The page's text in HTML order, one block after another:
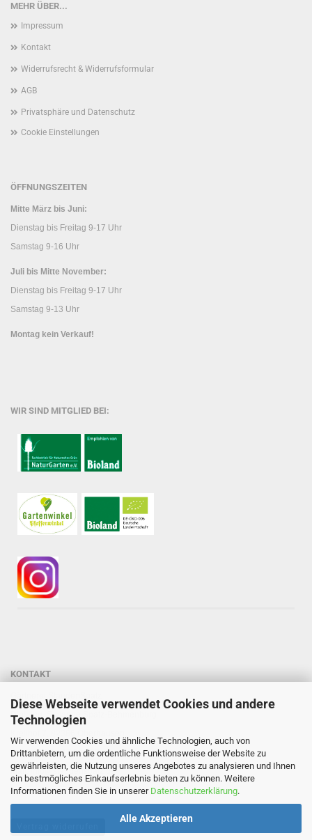
Diese Webseite verwendet Cookies und andere
Technologien
Wir verwenden Cookies und ähnliche Technologien, auch von
Drittanbietern, um die ordentliche Funktionsweise der Website zu
gewährleisten, die Nutzung unseres Angebotes zu analysieren und Ihnen
ein bestmögliches Einkaufserlebnis bieten zu können. Weitere
Informationen finden Sie in unserer Datenschutzerklärung.
Alle Akzeptieren
MEHR ÜBER...
Impressum
Kontakt
Widerrufsrecht & Widerrufsformular
AGB
Privatsphäre und Datenschutz
Cookie Einstellungen
ÖFFNUNGSZEITEN
Mitte März bis Juni:
Dienstag bis Freitag 9-17 Uhr
Samstag 9-16 Uhr
Juli bis Mitte November:
Dienstag bis Freitag 9-17 Uhr
Samstag 9-13 Uhr
Montag kein Verkauf!
WIR SIND MITGLIED BEI:
KONTAKT
Dipl.-Ing. Susanne Spatz-Behmenburg
Tel: 0 88 03 - 47 80 900
Mail: info@staudenspatz.de